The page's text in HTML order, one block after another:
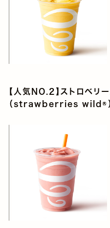
【人気NO.2】ストロベリ
（strawberries wild®